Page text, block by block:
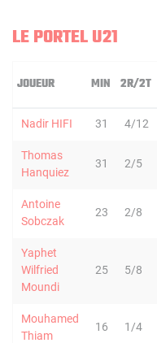
LE PORTEL U21
JOUEUR MIN 2R/2T
Nadir HIFI 31 4/12
Thomas
Hanquiez
31 2/5
Antoine
Sobczak
23 2/8
Yaphet
Wilfried
Moundi
25 5/8
Mouhamed
Thiam
16 1/4